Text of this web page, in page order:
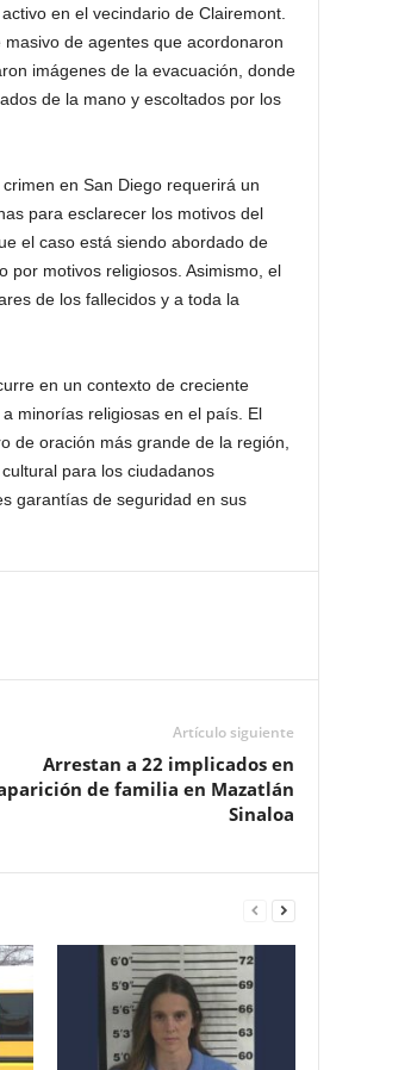
en el vecindario de Clairemont.
de agentes que acordonaron
imágenes de la evacuación, donde
de la mano y escoltados por los
en San Diego requerirá un
para esclarecer los motivos del
el caso está siendo abordado de
por motivos religiosos. Asimismo, el
de los fallecidos y a toda la
en un contexto de creciente
minorías religiosas en el país. El
de oración más grande de la región,
para los ciudadanos
garantías de seguridad en sus
Artículo siguiente
Arrestan a 22 implicados en
de familia en Mazatlán
Sinaloa